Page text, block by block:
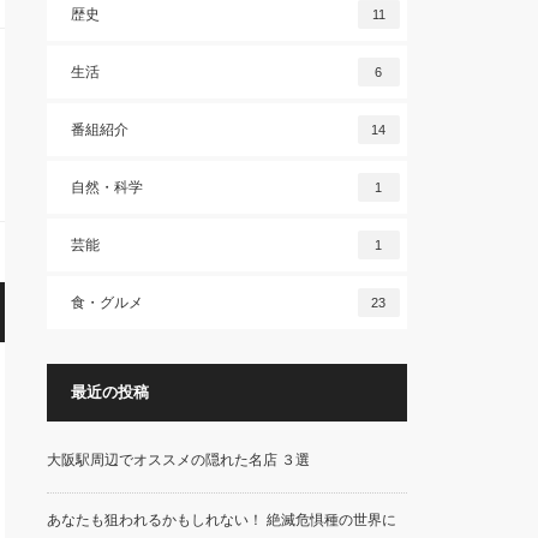
歴史 11
生活 6
番組紹介 14
自然・科学 1
芸能 1
食・グルメ 23
最近の投稿
大阪駅周辺でオススメの隠れた名店 ３選
あなたも狙われるかもしれない！ 絶滅危惧種の世界に